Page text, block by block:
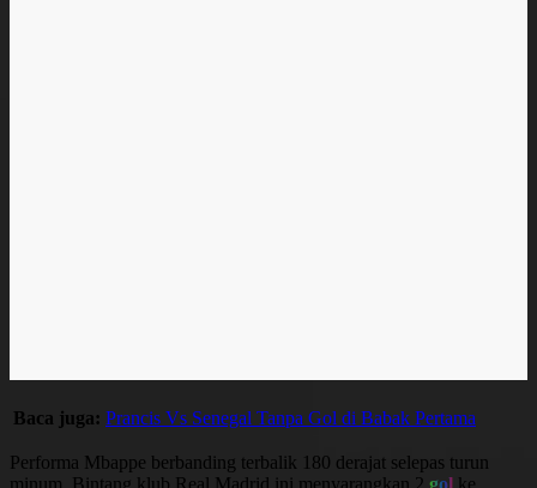
Baca juga: Prancis Vs Senegal Tanpa Gol di Babak Pertama
Performa Mbappe berbanding terbalik 180 derajat selepas turun
minum. Bintang klub Real Madrid ini menyarangkan 2 gol ke